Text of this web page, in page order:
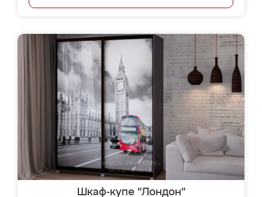
Шкаф-купе "Лондон"